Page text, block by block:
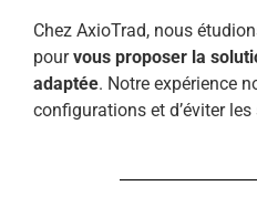
Chez AxioTrad, nous
pourvous proposer la
adaptée. Notre expérience
configurations et d’éviter